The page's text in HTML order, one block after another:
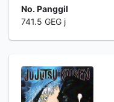
No. Panggil
741.5 GEG j